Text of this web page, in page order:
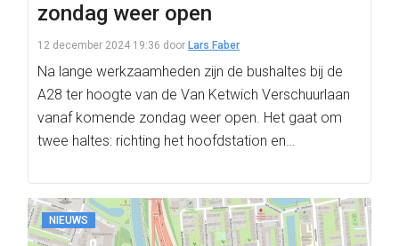
zondag weer open
12 december 2024 19:36 door Lars Faber
Na lange werkzaamheden zijn de bushaltes bij de
A28 ter hoogte van de Van Ketwich Verschuurlaan
vanaf komende zondag weer open. Het gaat om
twee haltes: richting het hoofdstation en…
NIEUWS